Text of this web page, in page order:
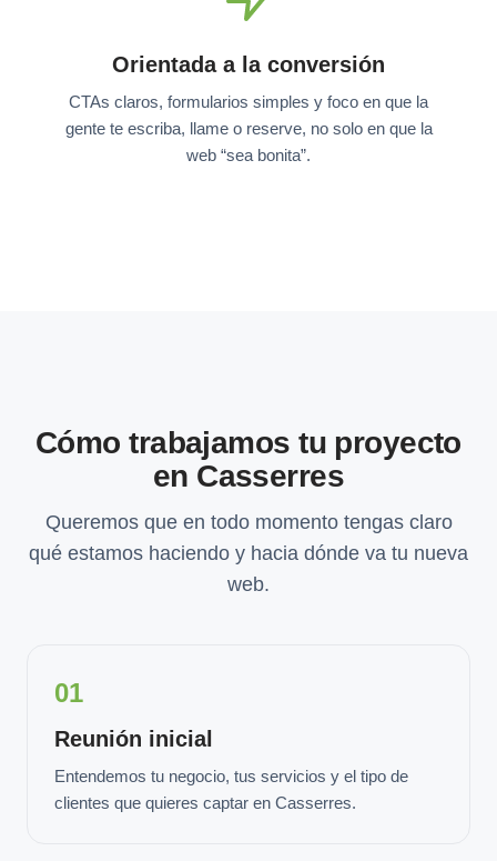
Orientada a la conversión
CTAs claros, formularios simples y foco en que la
gente te escriba, llame o reserve, no solo en que la
web “sea bonita”.
Cómo trabajamos tu proyecto
en Casserres
Queremos que en todo momento tengas claro
qué estamos haciendo y hacia dónde va tu nueva
web.
01
Reunión inicial
Entendemos tu negocio, tus servicios y el tipo de
clientes que quieres captar en Casserres.